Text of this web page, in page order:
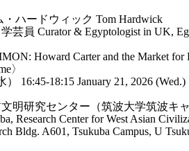
・ハードウィック Tom Hardwick
芸員 Curator & Egyptologist in UK,
Howard Carter and the Market for
〉
16:45-18:15 January 21, 2026 (Wed.)
明研究センター（筑波大学筑波キ
Research Center for West Asian
Bldg. A601, Tsukuba Campus, U